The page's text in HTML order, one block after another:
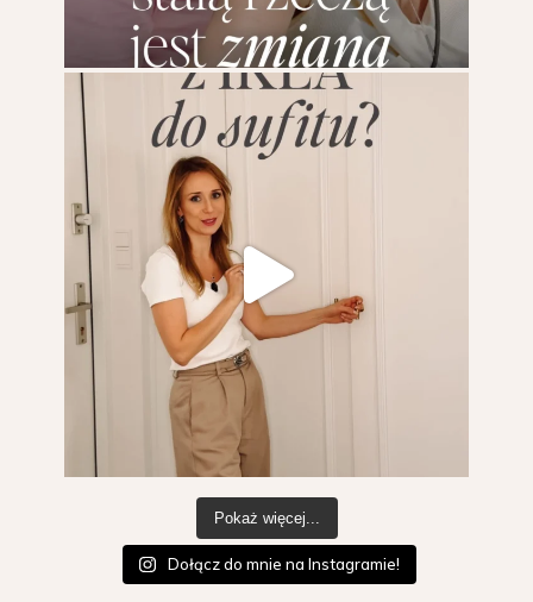
Pokaż więcej...
Dołącz do mnie na Instagramie!